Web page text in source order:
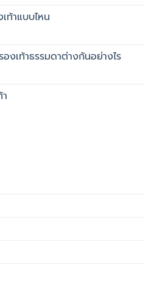
ท้าแบบไหน
งเท้าธรรมดาต่างกันอย่างไร